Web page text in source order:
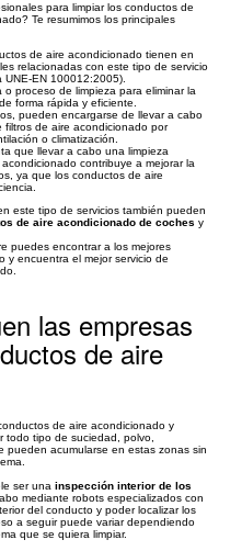
para limpiar los conductos de
Te resumimos los principales
de aire acondicionado tienen en
relacionadas con este tipo de servicio
EN 100012:2005).
proceso de limpieza para eliminar la
forma rápida y eficiente.
pueden encargarse de llevar a cabo
filtros de aire acondicionado por
o climatización.
que llevar a cabo una limpieza
contribuye a mejorar la
ya que los conductos de aire
este tipo de servicios también pueden
de aire acondicionado de coches y
puedes encontrar a los mejores
y encuentra el mejor servicio de
las empresas
de aire
de aire acondicionado y
todo tipo de suciedad, polvo,
pueden acumularse en estas zonas sin
ser una inspección interior de los
mediante robots especializados con
del conducto y poder localizar los
a seguir puede variar dependiendo
que se quiera limpiar.